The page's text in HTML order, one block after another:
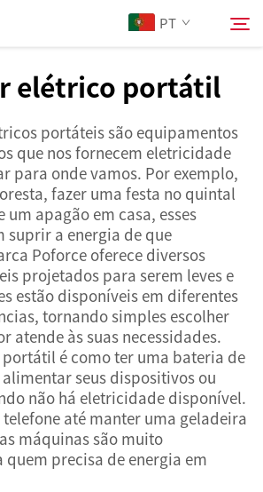
PT
Pesquisar
elétrico portátil
portáteis são equipamentos
que nos fornecem eletricidade
para onde vamos. Por exemplo,
fazer uma festa no quintal
apagão em casa, esses
suprir a energia de que
Poforce oferece diversos
projetados para serem leves e
estão disponíveis em diferentes
tornando simples escolher
atende às suas necessidades.
é como ter uma bateria de
seus dispositivos ou
não há eletricidade disponível.
até manter uma geladeira
máquinas são muito
precisa de energia em